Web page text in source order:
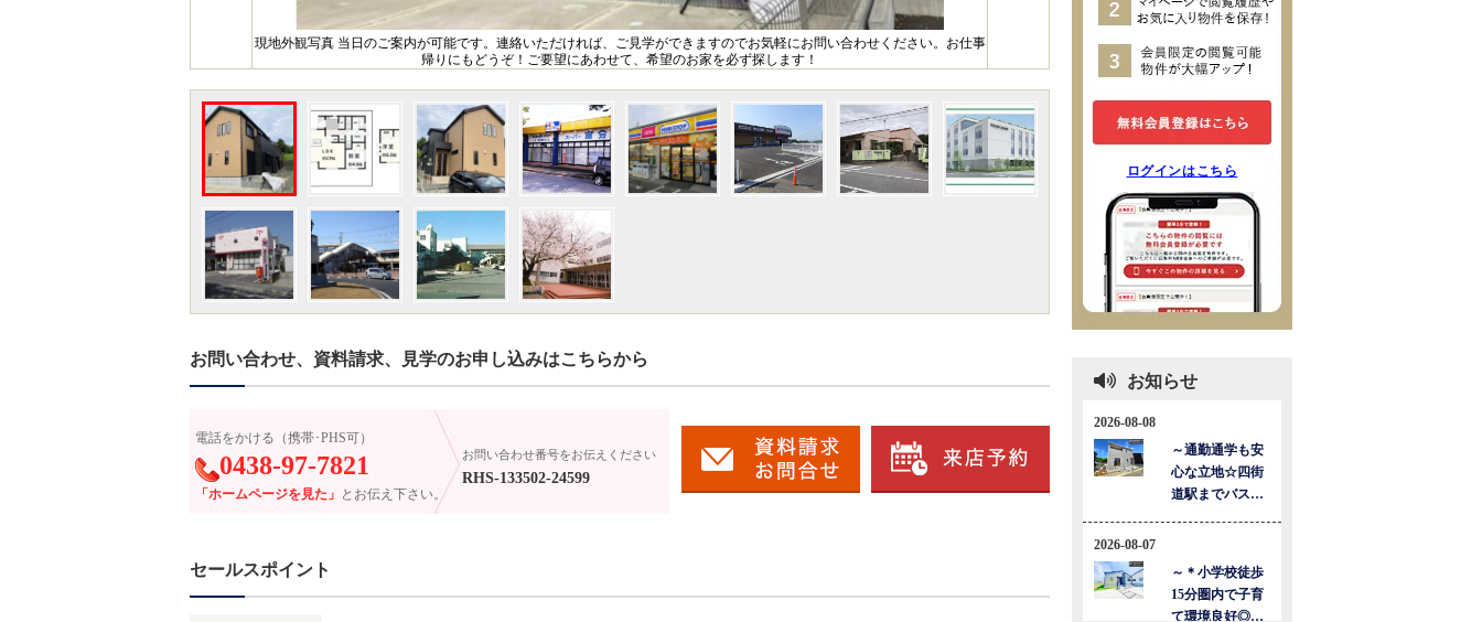
現地外観写真 当日のご案内が可能です。連絡いただければ、ご見学ができますのでお気軽にお問い合わせください。お仕事
帰りにもどうぞ！ご要望にあわせて、希望のお家を必ず探します！
お問い合わせ、資料請求、見学のお申し込みはこちらから
電話をかける（携帯･PHS可）
0438-97-7821
「ホームページを見た」 とお伝え下さい。
お問い合わせ番号をお伝えください
RHS-133502-24599
セールスポイント
ログインはこちら
お知らせ